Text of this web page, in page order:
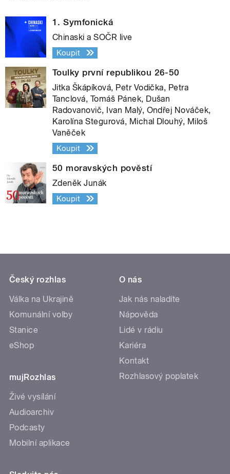
1. Symfonická
Chinaski a SOČR live
Koupit
Toulky první republikou 26-50
Jitka Škápíková, Petr Vodička, Petra
Tanclová, Tomáš Pánek, Dušan
Radovanovič, Ivan Malý, Ondřej Nováček,
Karolína Stegurová, Michal Dlouhý, Miloš
Vaněček
Koupit
50 moravských pověstí
Zdeněk Junák
Koupit
Český rozhlas
Válka na Ukrajině
Komunální volby
Stanice
eShop
mujRozhlas
Živé vysílání
Audioarchiv
Podcasty
Mobilní aplikace
O nás
Jak nás naladíte
Nápověda
Lidé v rádiu
Kariéra
Kontakt
Rozhlasový poplatek